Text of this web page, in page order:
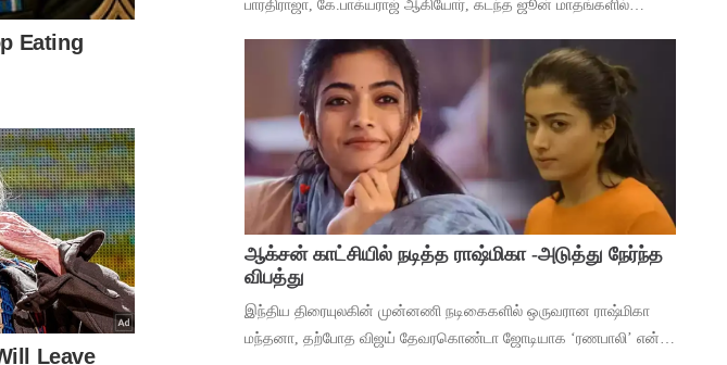
பாரதிராஜா, கே.பாக்யராஜ் ஆகியோர், கடந்த ஜூன் மாதங்களில்
சாதனைகளை பாராட்டி கவுரவிக்கும் வகையில்,
ஆக்சன் காட்சியில் நடித்த ராஷ்மிகா -அடுத்து நேர்ந்த
விபத்து
இந்திய திரையுலகின் முன்னணி நடிகைகளில் ஒருவரான ராஷ்மிகா
மந்தனா, தற்போத விஜய் தேவரகொண்டா ஜோடியாக ‘ரணபாலி’ என்ற